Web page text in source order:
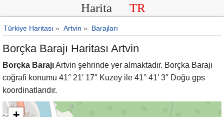
Harita TR
Türkiye Haritası » Artvin » Barajları
Borçka Barajı Haritası Artvin
Borçka BarajıArtvin şehrinde yer almaktadır. Borçka Barajı
coğrafi konumu 41° 21′ 17″ Kuzey ile 41° 41′ 3″ Doğu gps
koordinatlarıdır.